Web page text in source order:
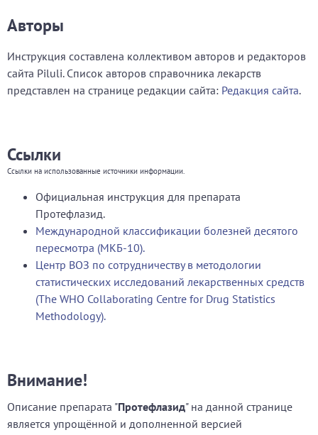
Авторы
Инструкция составлена коллективом авторов и редакторов
сайта Piluli. Список авторов справочника лекарств
представлен на странице редакции сайта: Редакция сайта.
Ссылки
Ссылки на использованные источники информации.
Официальная инструкция для препарата
Протефлазид.
Международной классификации болезней десятого
пересмотра (МКБ-10).
Центр ВОЗ по сотрудничеству в методологии
статистических исследований лекарственных средств
(The WHO Collaborating Centre for Drug Statistics
Methodology).
Внимание!
Описание препарата "Протефлазид" на данной странице
является упрощённой и дополненной версией